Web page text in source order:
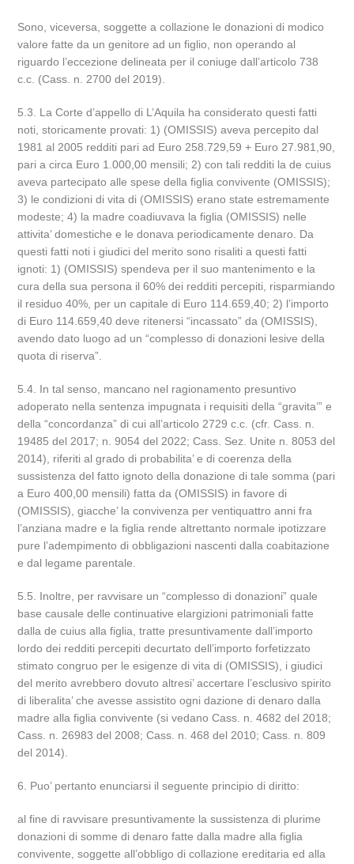
Sono, viceversa, soggette a collazione le donazioni di modico
valore fatte da un genitore ad un figlio, non operando al
riguardo l’eccezione delineata per il coniuge dall’articolo 738
c.c. (Cass. n. 2700 del 2019).
5.3. La Corte d’appello di L’Aquila ha considerato questi fatti
noti, storicamente provati: 1) (OMISSIS) aveva percepito dal
1981 al 2005 redditi pari ad Euro 258.729,59 + Euro 27.981,90,
pari a circa Euro 1.000,00 mensili; 2) con tali redditi la de cuius
aveva partecipato alle spese della figlia convivente (OMISSIS);
3) le condizioni di vita di (OMISSIS) erano state estremamente
modeste; 4) la madre coadiuvava la figlia (OMISSIS) nelle
attivita’ domestiche e le donava periodicamente denaro. Da
questi fatti noti i giudici del merito sono risaliti a questi fatti
ignoti: 1) (OMISSIS) spendeva per il suo mantenimento e la
cura della sua persona il 60% dei redditi percepiti, risparmiando
il residuo 40%, per un capitale di Euro 114.659,40; 2) l’importo
di Euro 114.659,40 deve ritenersi “incassato” da (OMISSIS),
avendo dato luogo ad un “complesso di donazioni lesive della
quota di riserva”.
5.4. In tal senso, mancano nel ragionamento presuntivo
adoperato nella sentenza impugnata i requisiti della “gravita’” e
della “concordanza” di cui all’articolo 2729 c.c. (cfr. Cass. n.
19485 del 2017; n. 9054 del 2022; Cass. Sez. Unite n. 8053 del
2014), riferiti al grado di probabilita’ e di coerenza della
sussistenza del fatto ignoto della donazione di tale somma (pari
a Euro 400,00 mensili) fatta da (OMISSIS) in favore di
(OMISSIS), giacche’ la convivenza per ventiquattro anni fra
l’anziana madre e la figlia rende altrettanto normale ipotizzare
pure l’adempimento di obbligazioni nascenti dalla coabitazione
e dal legame parentale.
5.5. Inoltre, per ravvisare un “complesso di donazioni” quale
base causale delle continuative elargizioni patrimoniali fatte
dalla de cuius alla figlia, tratte presuntivamente dall’importo
lordo dei redditi percepiti decurtato dell’importo forfetizzato
stimato congruo per le esigenze di vita di (OMISSIS), i giudici
del merito avrebbero dovuto altresi’ accertare l’esclusivo spirito
di liberalita’ che avesse assistito ogni dazione di denaro dalla
madre alla figlia convivente (si vedano Cass. n. 4682 del 2018;
Cass. n. 26983 del 2008; Cass. n. 468 del 2010; Cass. n. 809
del 2014).
6. Puo’ pertanto enunciarsi il seguente principio di diritto:
al fine di ravvisare presuntivamente la sussistenza di plurime
donazioni di somme di denaro fatte dalla madre alla figlia
convivente, soggette all’obbligo di collazione ereditaria ed alla